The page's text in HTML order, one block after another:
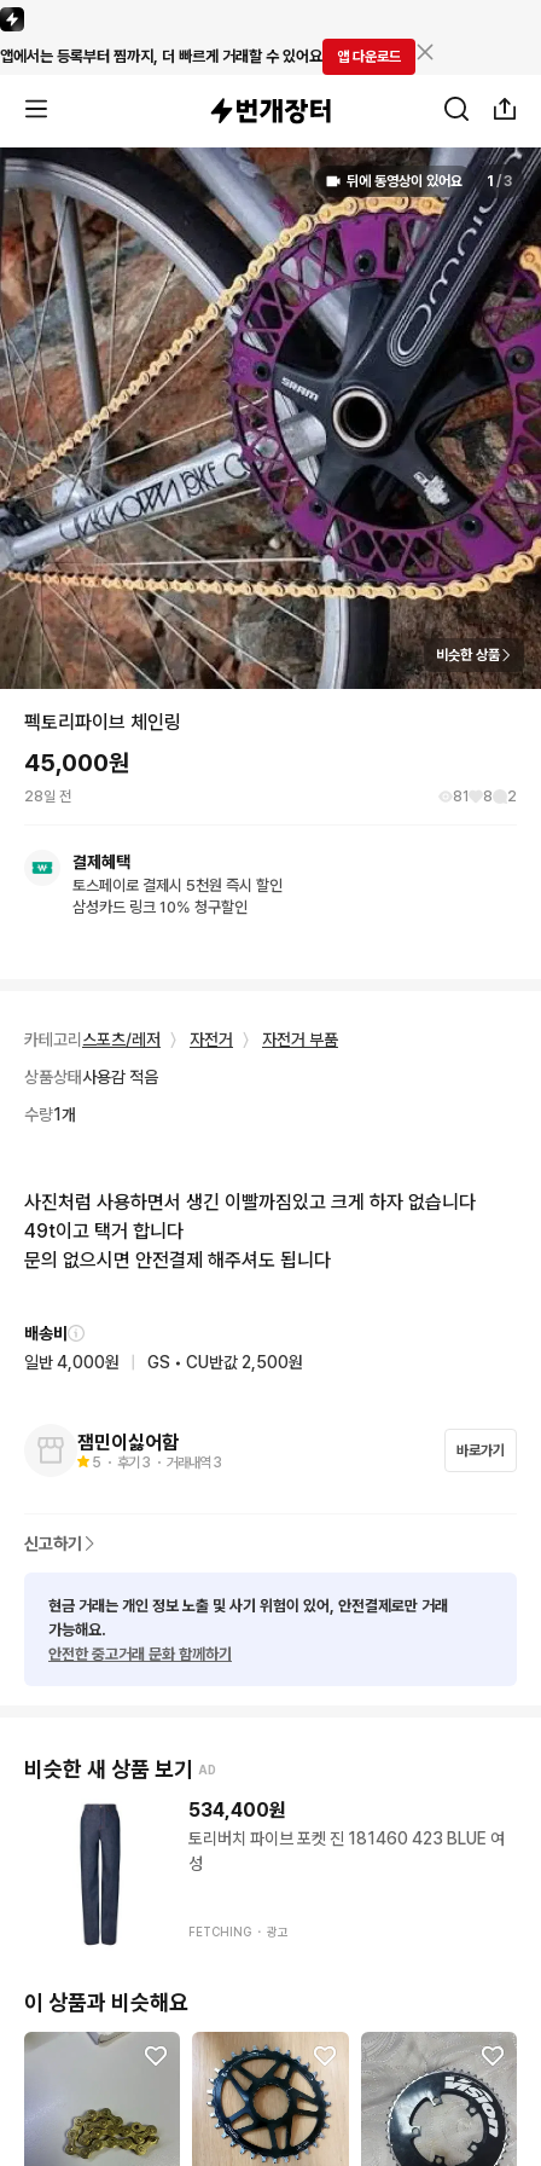
앱에서는 등록부터 찜까지, 더 빠르게 거래할 수 있어요 앱 다운로드
뒤에 동영상이 있어요 1 /3
비슷한 상품
펙토리파이브 체인링
45,000원
28일 전 81 8 2
결제혜택
토스페이로 결제시 5천원 즉시 할인
삼성카드 링크 10% 청구할인
카테고리 스포츠/레저 〉 자전거 〉
자전거 부품
상품상태사용감 적음
수량1개
사진처럼 사용하면서 생긴 이빨까짐있고 크게 하자 없습니다
49t이고 택거 합니다
문의 없으시면 안전결제 해주셔도 됩니다
배송비
일반 4,000원
GS • CU반값 2,500원
잼민이싫어함
5 ・ 후기 3 ・ 거래내역 3
바로가기
신고하기
현금 거래는 개인 정보 노출 및 사기 위험이 있어, 안전결제로만 거래
가능해요.
안전한 중고거래 문화 함께하기
비슷한 새 상품 보기 AD
534,400원
토리버치 파이브 포켓 진 181460 423 BLUE 여
성
FETCHING ・ 광고
이 상품과 비슷해요